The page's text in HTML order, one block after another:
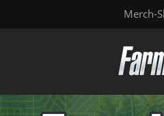
Merch-